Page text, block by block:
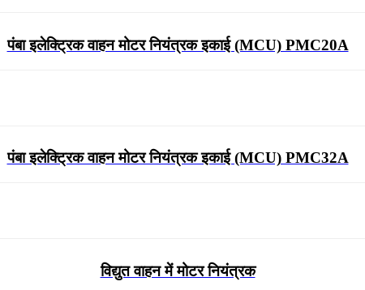
पंबा इलेक्ट्रिक वाहन मोटर नियंत्रक इकाई (MCU) PMC20A
पंबा इलेक्ट्रिक वाहन मोटर नियंत्रक इकाई (MCU) PMC32A
विद्युत वाहन में मोटर नियंत्रक